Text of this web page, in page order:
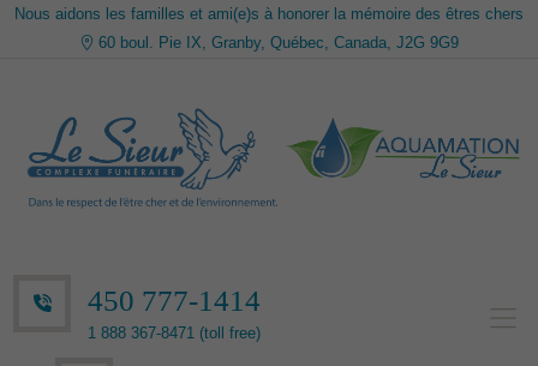
Nous aidons les familles et ami(e)s à honorer la mémoire des êtres chers
60 boul. Pie IX, Granby, Québec, Canada, J2G 9G9
450 777-1414
1 888 367-8471 (toll free)